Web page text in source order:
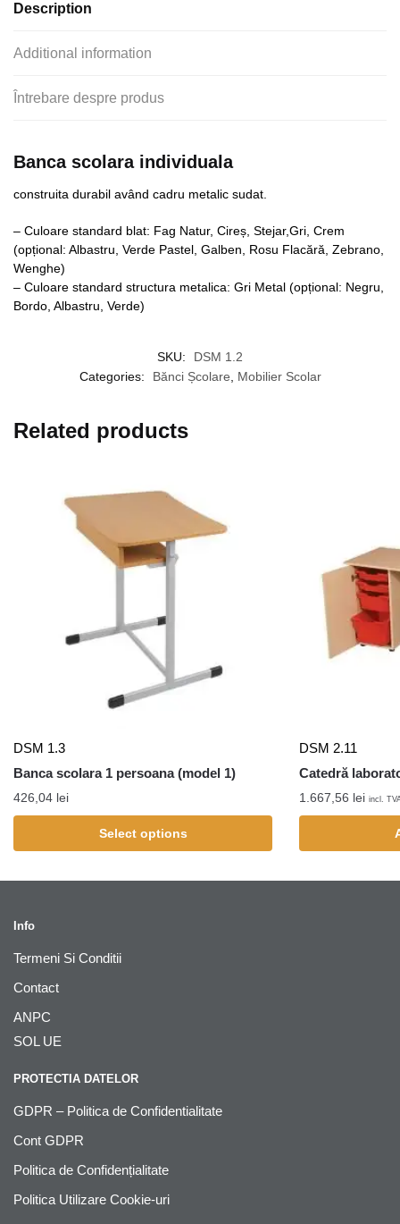
Description
Additional information
Întrebare despre produs
Banca scolara individuala
construita durabil având cadru metalic sudat.
– Culoare standard blat: Fag Natur, Cireș, Stejar,Gri, Crem
(opțional: Albastru, Verde Pastel, Galben, Rosu Flacără, Zebrano,
Wenghe)
– Culoare standard structura metalica: Gri Metal (opțional: Negru,
Bordo, Albastru, Verde)
SKU:
DSM 1.2
Categories:
Bănci Școlare Mobilier Scolar
Related products
DSM 1.3
Banca scolara 1 persoana (model 1)
426,04 lei
Select options
DSM 2.11
Catedră
1.667,56 lei incl.
Info
Termeni Si Conditii
Contact
ANPC
SOL UE
PROTECTIA DATELOR
GDPR – Politica de Confidentialitate
Cont GDPR
Politica de Confidențialitate
Politica Utilizare Cookie-uri